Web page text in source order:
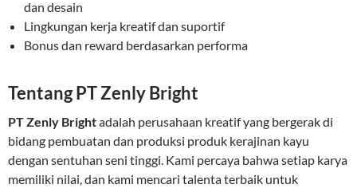
dan desain
Lingkungan kerja kreatif dan suportif
Bonus dan reward berdasarkan performa
Tentang PT Zenly Bright
PT Zenly Brightadalah perusahaan kreatif yang bergerak di
bidang pembuatan dan produksi produk kerajinan kayu
dengan sentuhan seni tinggi. Kami percaya bahwa setiap karya
memiliki nilai, dan kami mencari talenta terbaik untuk